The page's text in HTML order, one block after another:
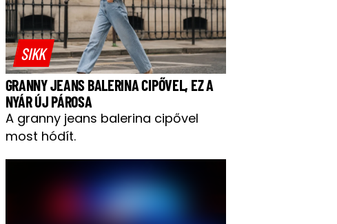
SIKK
GRANNY JEANS BALERINA CIPŐVEL, EZ A
NYÁR ÚJ PÁROSA
A granny jeans balerina cipővel
most hódít.